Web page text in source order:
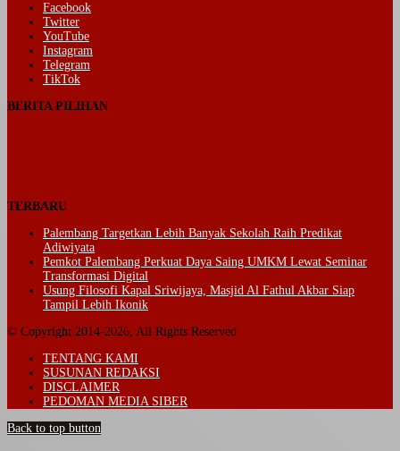
Facebook
Twitter
YouTube
Instagram
Telegram
TikTok
BERITA PILIHAN
TERBARU
Palembang Targetkan Lebih Banyak Sekolah Raih Predikat
Adiwiyata
Pemkot Palembang Perkuat Daya Saing UMKM Lewat Seminar
Transformasi Digital
Usung Filosofi Kapal Sriwijaya, Masjid Al Fathul Akbar Siap
Tampil Lebih Ikonik
© Copyright 2014-2026, All Rights Reserved
TENTANG KAMI
SUSUNAN REDAKSI
DISCLAIMER
PEDOMAN MEDIA SIBER
Back to top button